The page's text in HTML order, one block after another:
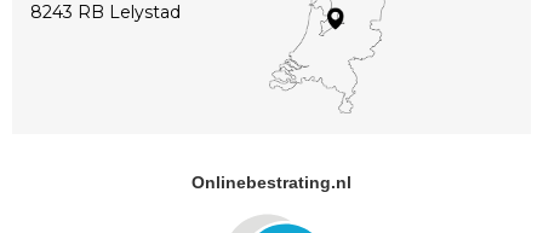
8243 RB Lelystad
Onlinebestrating.nl